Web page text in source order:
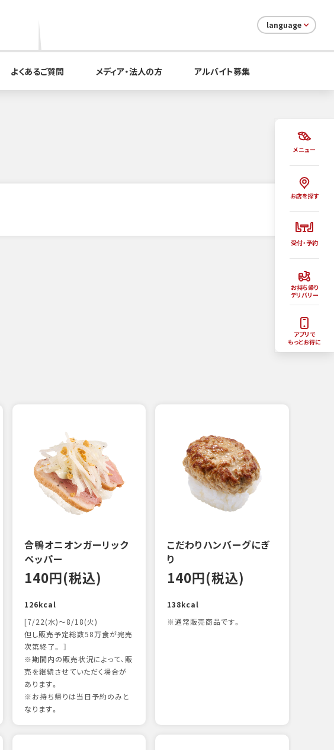
メニュー
お店を探す
受付・予約
お持ち帰り
デリバリー
アプリで
もっとお得に
language
よくあるご質問 メディア・法人の方 アルバイト募集
合鴨オニオンガーリック
ペッパー
140円(税込)
126kcal
[7/22(水)～8/18(火)
但し販売予定総数58万食が完売
次第終了。 ］
※期間内の販売状況によって、販
売を継続させていただく場合が
あります。
※お持ち帰りは当日予約のみと
なります。
こだわりハンバーグにぎ
り
140円(税込)
138kcal
※通常販売商品です。